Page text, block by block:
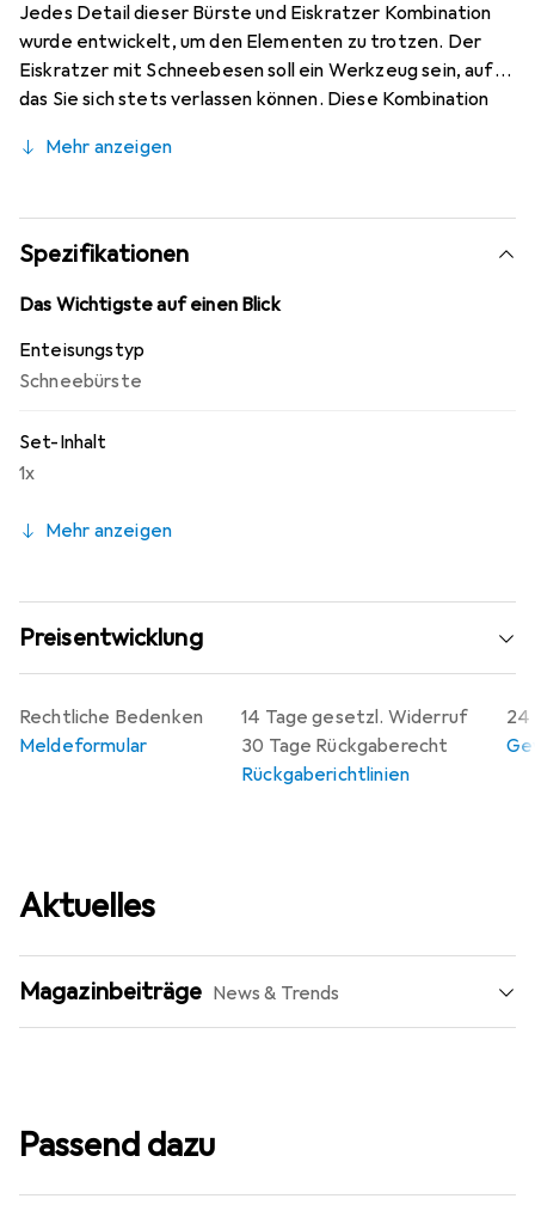
Jedes Detail dieser Bürste und Eiskratzer Kombination
wurde entwickelt, um den Elementen zu trotzen. Der
Eiskratzer mit Schneebesen soll ein Werkzeug sein, auf
das Sie sich stets verlassen können. Diese Kombination
härtesten und längsten Winter. Es wurde entwickelt und
Mehr anzeigen
Spezifikationen
Das Wichtigste auf einen Blick
Enteisungstyp
Schneebürste
Set-Inhalt
1x
Mehr anzeigen
Preisentwicklung
14 Tage gesetzl. Widerruf
30 Tage Rückgaberecht
Rückgaberichtlinien
24
Rechtliche Bedenken
Meldeformular
Aktuelles
Magazinbeiträge News & Trends
Passend dazu